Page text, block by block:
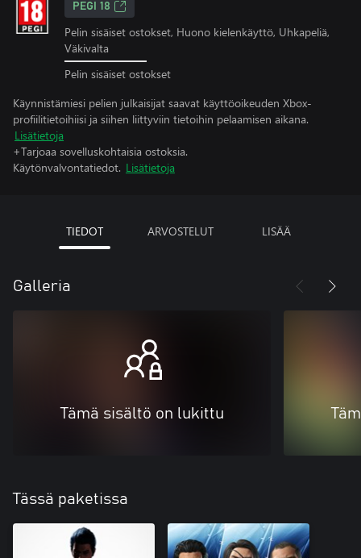
PEGI 18
Pelin sisäiset ostokset, Huono kielenkäyttö, Uhkapeliä,
Väkivalta
Pelin sisäiset ostokset
Käynnistämiesi pelien julkaisijat saavat käyttöoikeuden Xbox-
profiilitietoihiisi ja siihen liittyviin tietoihin pelaamisen aikana.
Lisätietoja
+Tarjoaa sovelluskohtaisia ostoksia.
Käytönvalvontatiedot. Lisätietoja
TIEDOT ARVOSTELUT LISÄÄ
Galleria
Tämä sisältö on lukittu
Tässä paketissa